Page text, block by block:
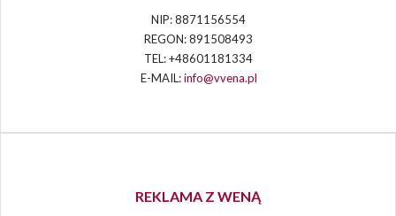
NIP: 8871156554
REGON: 891508493
TEL: +48601181334
E-MAIL:info@vvena.pl
REKLAMA Z WENĄ